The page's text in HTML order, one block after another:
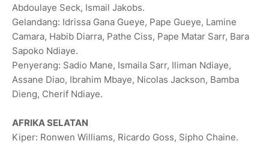
Abdoulaye Seck, Ismail Jakobs.
Gelandang: Idrissa Gana Gueye, Pape ⁠Gueye, Lamine
Camara, Habib Diarra, Pathe Ciss, Pape Matar Sarr, Bara
Sapoko Ndiaye.
Penyerang: Sadio Mane, Ismaila Sarr, Iliman Ndiaye,
Assane Diao, Ibrahim Mbaye, Nicolas Jackson, Bamba
Dieng, Cherif Ndiaye.
AFRIKA SELATAN
Kiper: Ronwen Williams, Ricardo Goss, Sipho Chaine.